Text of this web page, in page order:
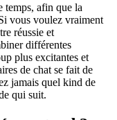
temps, afin que la
vous voulez vraiment
réussie et
différentes
plus excitantes et
de chat se fait de
jamais quel kind de
qui suit.